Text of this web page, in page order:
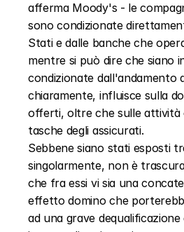
afferma Moody's - le
sono condizionate
Stati e dalle banche che
mentre si può dire che siano
condizionate dall'andamento
chiaramente, influisce sulla
offerti, oltre che sulle attività
tasche degli assicurati.
Sebbene siano stati esposti
singolarmente, non è
che fra essi vi sia una
effetto domino che
ad una grave